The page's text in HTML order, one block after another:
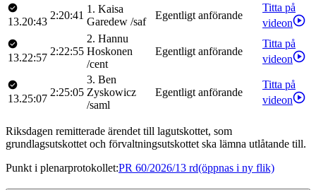
13.20:43
2:20:41
1 . Kaisa
Garedew /saf
Egentligt anförande
Titta på
videon
13.22:57
2:22:55
2. Hannu
Hoskonen
/cent
Egentligt anförande
Titta på
videon
13.25:07
2:25:05
3. Ben
Zyskowicz
/saml
Egentligt anförande
Titta på
videon
Riksdagen remitterade ärendet till lagutskottet, som
grundlagsutskottet och förvaltningsutskottet ska lämna utlåtande till.
Punkt i plenarprotokollet:PR 60/2026/13 rd(öppnas i ny flik)